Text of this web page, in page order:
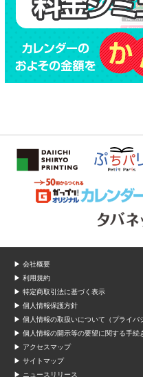
▶ 会社概要
▶ 利用規約
▶ 特定商取引法に基づく表示
▶ 個人情報保護方針
▶ 個人情報の取扱いについて（プライバ
▶ 個人情報の開示等の要望に関する手続
▶ アクセスマップ
▶ サイトマップ
▶ ニュースリリース